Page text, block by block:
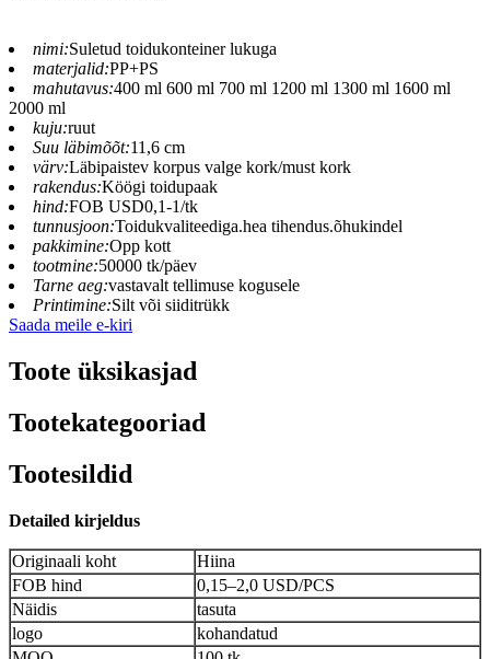
nimi:Suletud toidukonteiner lukuga
materjalid:PP+PS
mahutavus:400 ml 600 ml 700 ml 1200 ml 1300 ml 1600 ml
2000 ml
kuju:ruut
Suu läbimõõt:11,6 cm
värv:Läbipaistev korpus valge kork/must kork
rakendus:Köögi toidupaak
hind:FOB USD0,1-1/tk
tunnusjoon:Toidukvaliteediga.hea tihendus.õhukindel
pakkimine:Opp kott
tootmine:50000 tk/päev
Tarne aeg:vastavalt tellimuse kogusele
Printimine:Silt või siiditrükk
Saada meile e-kiri
Toote üksikasjad
Tootekategooriad
Tootesildid
Detailed kirjeldus
Originaali koht
Hiina
FOB hind
0,15–2,0 USD/PCS
Näidis
tasuta
logo
kohandatud